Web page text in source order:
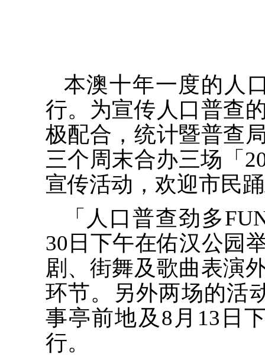
本澳十年一度的人
行。为宣传人口普查
极配合，统计暨普查
三个周末合办三场「
宣传活动，欢迎市民
「人口普查劲多
30日下午在佑汉公园
剧、街舞及歌曲表演
环节。另外两场的活
事亭前地及8月13日
行。